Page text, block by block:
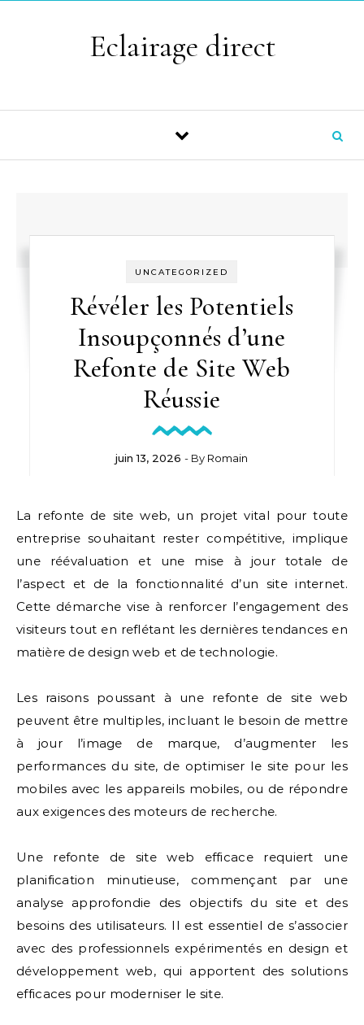
Eclairage direct
UNCATEGORIZED
Révéler les Potentiels
Insoupçonnés d’une
Refonte de Site Web
Réussie
juin 13, 2026 - By Romain
La refonte de site web, un projet vital pour toute
entreprise souhaitant rester compétitive, implique
une réévaluation et une mise à jour totale de
l’aspect et de la fonctionnalité d’un site internet.
Cette démarche vise à renforcer l’engagement des
visiteurs tout en reflétant les dernières tendances en
matière de design web et de technologie.
Les raisons poussant à une refonte de site web
peuvent être multiples, incluant le besoin de mettre
à jour l’image de marque, d’augmenter les
performances du site, de optimiser le site pour les
mobiles avec les appareils mobiles, ou de répondre
aux exigences des moteurs de recherche.
Une refonte de site web efficace requiert une
planification minutieuse, commençant par une
analyse approfondie des objectifs du site et des
besoins des utilisateurs. Il est essentiel de s’associer
avec des professionnels expérimentés en design et
développement web, qui apportent des solutions
efficaces pour moderniser le site.